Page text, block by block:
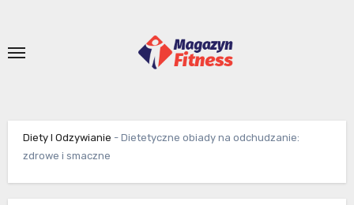
content
Diety I Odzywianie -Dietetyczne obiady na odchudzanie:
zdrowe i smaczne